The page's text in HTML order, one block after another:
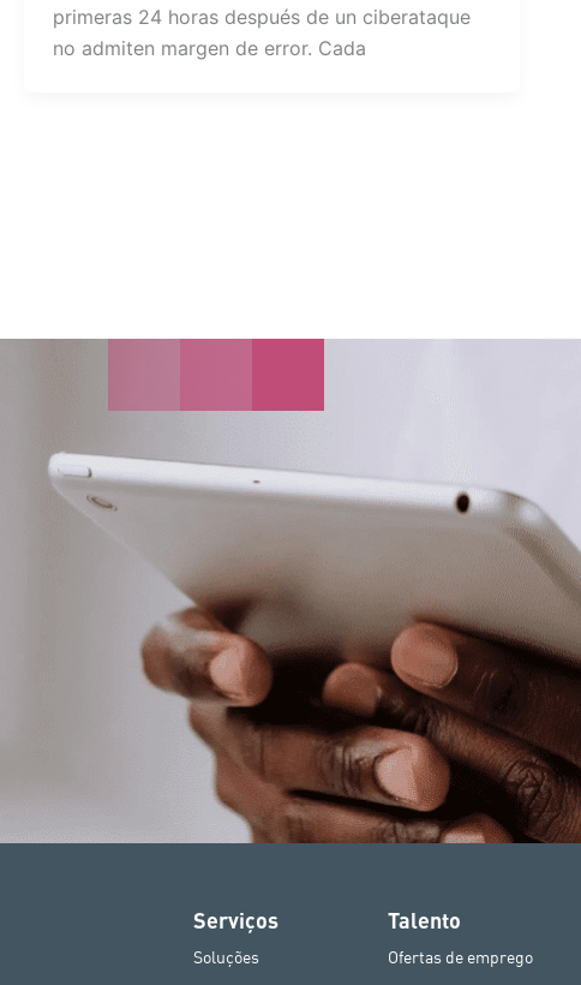
primeras 24 horas después de un ciberataque
no admiten margen de error. Cada
Serviços
Soluções
Talento
Ofertas de emprego